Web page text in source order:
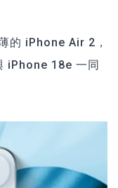
的 iPhone Air 2，
iPhone 18e 一同